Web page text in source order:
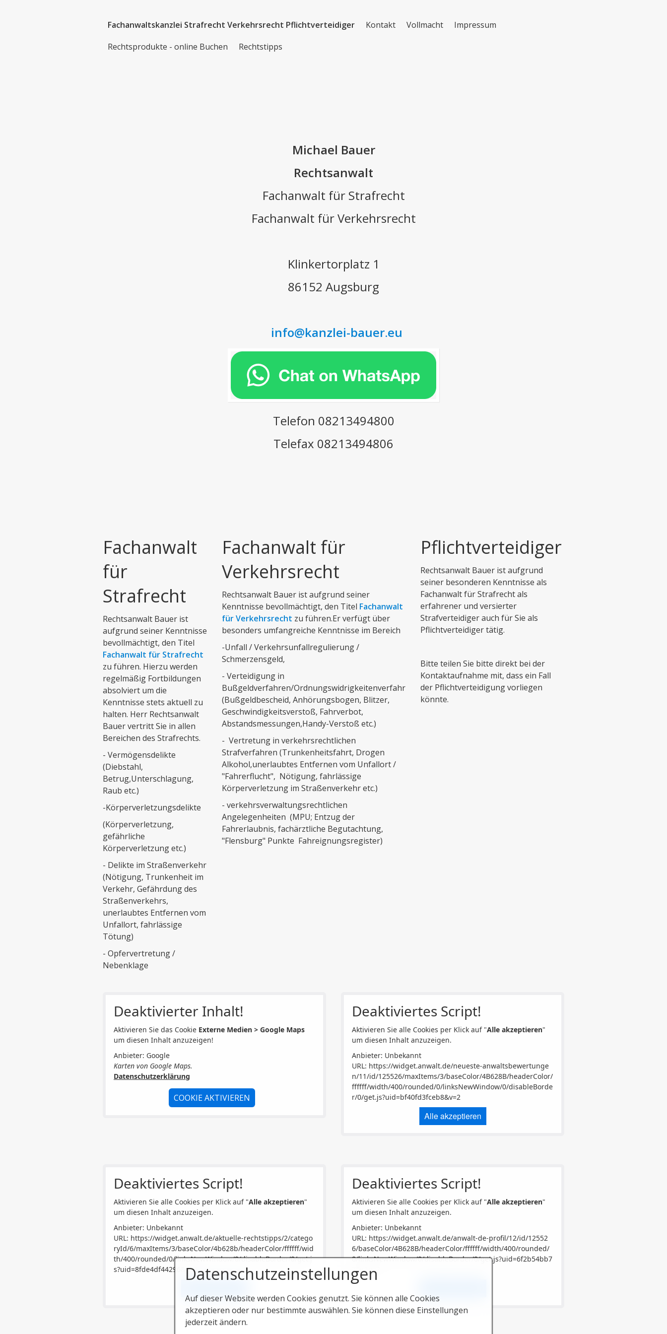
Fachanwaltskanzlei Strafrecht Verkehrsrecht Pflichtverteidiger Kontakt Vollmacht
Impressum
Rechtsprodukte - online Buchen
Rechtstipps
Michael Bauer
Rechtsanwalt
Fachanwalt für Strafrecht
Fachanwalt für Verkehrsrecht
Klinkertorplatz 1
86152 Augsburg
info@kanzlei-bauer.eu
Telefon 08213494800
Telefax 08213494806
Fachanwalt
für
Strafrecht
Rechtsanwalt Bauer ist
aufgrund seiner Kenntnisse
bevollmächtigt, den Titel
Fachanwalt für Strafrecht
zu führen. Hierzu werden
regelmäßig Fortbildungen
absolviert um die
Kenntnisse stets aktuell zu
halten. Herr Rechtsanwalt
Bauer vertritt Sie in allen
Bereichen des Strafrechts.
- Vermögensdelikte
(Diebstahl,
Betrug,Unterschlagung,
Raub etc.)
-Körperverletzungsdelikte
(Körperverletzung,
gefährliche
Körperverletzung etc.)
- Delikte im Straßenverkehr
(Nötigung, Trunkenheit im
Verkehr, Gefährdung des
Straßenverkehrs,
unerlaubtes Entfernen vom
Unfallort, fahrlässige
Tötung)
- Opfervertretung /
Nebenklage
Fachanwalt für
Verkehrsrecht
Rechtsanwalt Bauer ist aufgrund seiner
Kenntnisse bevollmächtigt, den Titel Fachanwalt
für Verkehrsrecht zu führen.Er verfügt über
besonders umfangreiche Kenntnisse im Bereich
-Unfall / Verkehrsunfallregulierung /
Schmerzensgeld,
- Verteidigung in
Bußgeldverfahren/Ordnungswidrigkeitenverfahren
(Bußgeldbescheid, Anhörungsbogen, Blitzer,
Geschwindigkeitsverstoß, Fahrverbot,
Abstandsmessungen,Handy-Verstoß etc.)
- Vertretung in verkehrsrechtlichen
Strafverfahren (Trunkenheitsfahrt, Drogen
Alkohol,unerlaubtes Entfernen vom Unfallort /
"Fahrerflucht", Nötigung, fahrlässige
Körperverletzung im Straßenverkehr etc.)
- verkehrsverwaltungsrechtlichen
Angelegenheiten (MPU; Entzug der
Fahrerlaubnis, fachärztliche Begutachtung,
"Flensburg" Punkte Fahreignungsregister)
Pflichtverteidiger
Rechtsanwalt Bauer ist aufgrund
seiner besonderen Kenntnisse als
Fachanwalt für Strafrecht als
erfahrener und versierter
Strafverteidiger auch für Sie als
Pflichtverteidiger tätig.
Bitte teilen Sie bitte direkt bei der
Kontaktaufnahme mit, dass ein Fall
der Pflichtverteidigung vorliegen
könnte.
Deaktivierter Inhalt!
Aktivieren Sie das Cookie Externe Medien > Google Maps
um diesen Inhalt anzuzeigen!
Anbieter: Google
Karten von Google Maps.
Datenschutzerklärung
COOKIE AKTIVIEREN
Deaktiviertes Script!
Aktivieren Sie alle Cookies per Klick auf "Alle akzeptieren"
um diesen Inhalt anzuzeigen.
Anbieter: Unbekannt
URL: https://widget.anwalt.de/neueste-anwaltsbewertunge
n/11/id/125526/maxItems/3/baseColor/4B628B/headerColor/
ffffff/width/400/rounded/0/linksNewWindow/0/disableBorde
r/0/get.js?uid=bf40fd3fceb8&v=2
Alle akzeptieren
Deaktiviertes Script!
Aktivieren Sie alle Cookies per Klick auf "Alle akzeptieren"
um diesen Inhalt anzuzeigen.
Anbieter: Unbekannt
URL: https://widget.anwalt.de/aktuelle-rechtstipps/2/catego
ryId/6/maxItems/3/baseColor/4b628b/headerColor/ffffff/wid
th/400/rounded/0/linksNewWindow/0/disableBorder/0/get.j
s?uid=8fde4df44296&v=2
Deaktiviertes Script!
Aktivieren Sie alle Cookies per Klick auf "Alle akzeptieren"
um diesen Inhalt anzuzeigen.
Anbieter: Unbekannt
URL: https://widget.anwalt.de/anwalt-de-profil/12/id/12552
6/baseColor/4B628B/headerColor/ffffff/width/400/rounded/
0/linksNewWindow/0/disableBorder/0/get.js?uid=6f2b54bb7
78e&v=2
Datenschutzeinstellungen
Auf dieser Website werden Cookies genutzt. Sie können alle Cookies
akzeptieren oder nur bestimmte auswählen. Sie können diese Einstellungen
jederzeit ändern.